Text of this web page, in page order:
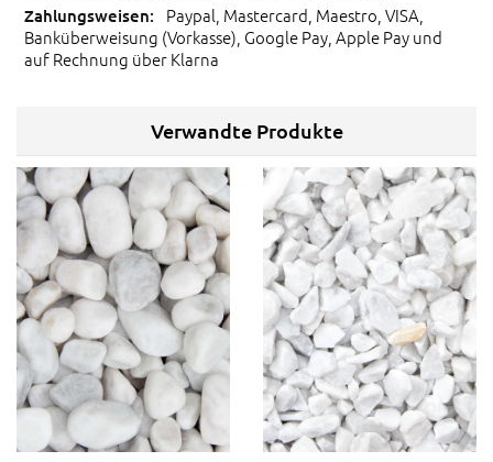
Paypal, Mastercard, Maestro, VISA,
Banküberweisung (Vorkasse), Google Pay, Apple Pay und
auf Rechnung über Klarna
Verwandte Produkte